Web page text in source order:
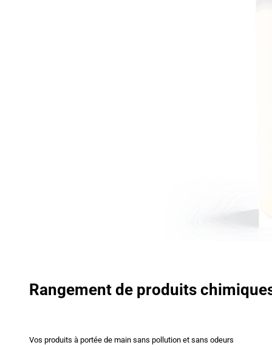
Rangement de produits
Vos produits à portée de main sans pollution et sans odeurs